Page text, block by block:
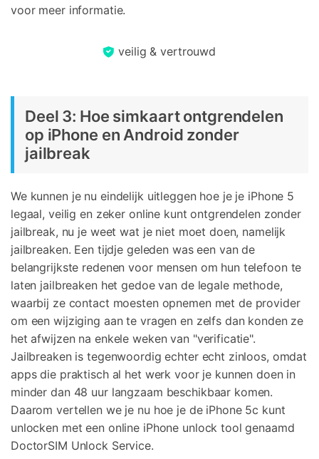
voor meer informatie.
veilig & vertrouwd
Deel 3: Hoe simkaart ontgrendelen
op iPhone en Android zonder
jailbreak
We kunnen je nu eindelijk uitleggen hoe je je iPhone 5
legaal, veilig en zeker online kunt ontgrendelen zonder
jailbreak, nu je weet wat je niet moet doen, namelijk
jailbreaken. Een tijdje geleden was een van de
belangrijkste redenen voor mensen om hun telefoon te
laten jailbreaken het gedoe van de legale methode,
waarbij ze contact moesten opnemen met de provider
om een wijziging aan te vragen en zelfs dan konden ze
het afwijzen na enkele weken van "verificatie".
Jailbreaken is tegenwoordig echter echt zinloos, omdat
apps die praktisch al het werk voor je kunnen doen in
minder dan 48 uur langzaam beschikbaar komen.
Daarom vertellen we je nu hoe je de iPhone 5c kunt
unlocken met een online iPhone unlock tool genaamd
DoctorSIM Unlock Service.